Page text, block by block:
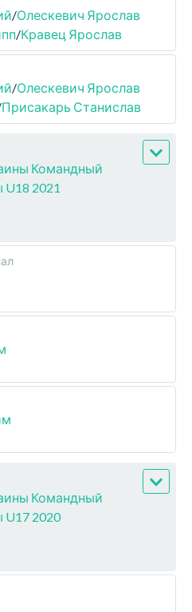
/Олескевич Ярослав
/Кравец Ярослав
/Олескевич Ярослав
Присакарь Станислав
Командный
2021
Командный
2020